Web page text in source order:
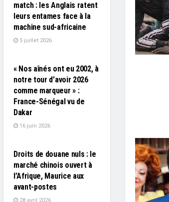
match : les Anglais ratent
leurs entames face à la
machine sud-africaine
5 juillet 2026
« Nos aînés ont eu 2002, à
notre tour d’avoir 2026
comme marqueur » :
France-Sénégal vu de
Dakar
16 juin 2026
Droits de douane nuls : le
marché chinois ouvert à
l’Afrique, Maurice aux
avant-postes
28 avril 2026